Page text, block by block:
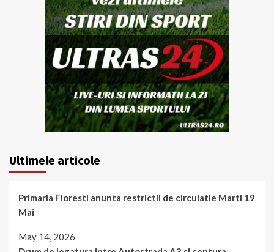
Ultimele articole
Primaria Floresti anunta restrictii de circulatie Marti 19
Mai
May 14, 2026